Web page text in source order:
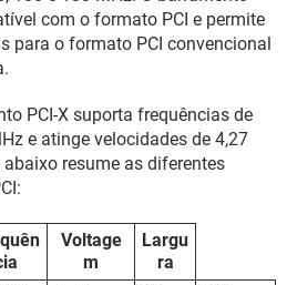
com o formato PCI e permite
para o formato PCI convencional
PCI-X suporta frequências de
e atinge velocidades de 4,27
resume as diferentes
Voltage
m
Largu
ra